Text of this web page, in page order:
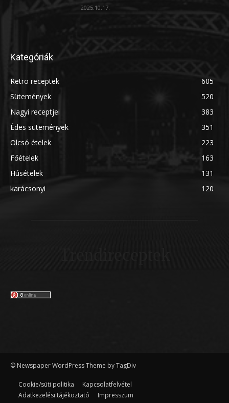
2025.10.17.
Kategóriák
Retro receptek
605
Sütemények
520
Nagyi receptjei
383
Édes sütemények
351
Olcsó ételek
223
Főételek
163
Húsételek
131
karácsonyi
120
© Newspaper WordPress Theme by TagDiv
Cookie/süti politika
Kapcsolatfelvétel
Adatkezelési tájékoztató
Impresszum